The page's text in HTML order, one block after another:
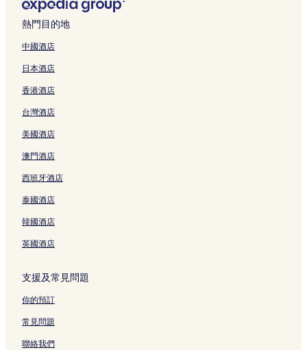
e
l
g
a
面
S
t
a
l
b
c
k
e
n
a
u
頁
面
a
H
a
r
l
頁
面
i
d
a
y
l
b
A
i
r
s
o
頁
面
m
m
e
l
å
d
頁
面
熱門目的地
中國酒店
日本酒店
香港酒店
台灣酒店
美國酒店
澳門酒店
西班牙酒店
泰國酒店
韓國酒店
英國酒店
支援及常見問題
你的預訂
常見問題
聯絡我們